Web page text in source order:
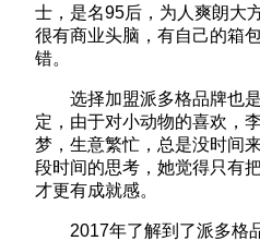
士，是名95后，为人爽朗大
很有商业头脑，有自己的箱
错。
选择加盟派多格品牌也是
定，由于对小动物的喜欢，
梦，生意繁忙，总是没时间
段时间的思考，她觉得只有
才更有成就感。
2017年了解到了派多格